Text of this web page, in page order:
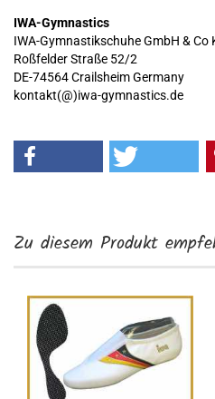
IWA-Gymnastics
IWA-Gymnastikschuhe GmbH & Co
Roßfelder Straße 52/2
DE-74564 Crailsheim Germany
kontakt(@)iwa-gymnastics.de
Zu diesem Produkt